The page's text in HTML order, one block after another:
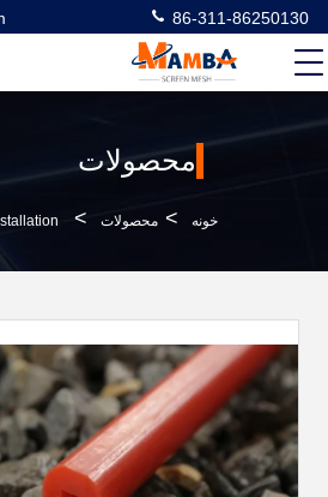
86-311-86250130
محصولات
خونه > محصولات >
Easy Installation